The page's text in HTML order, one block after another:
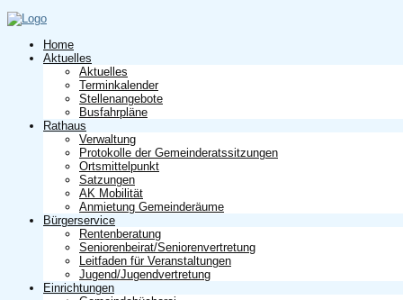
Home
Aktuelles
Aktuelles
Terminkalender
Stellenangebote
Busfahrpläne
Rathaus
Verwaltung
Protokolle der Gemeinderatssitzungen
Ortsmittelpunkt
Satzungen
AK Mobilität
Anmietung Gemeinderäume
Bürgerservice
Rentenberatung
Seniorenbeirat/Seniorenvertretung
Leitfaden für Veranstaltungen
Jugend/Jugendvertretung
Einrichtungen